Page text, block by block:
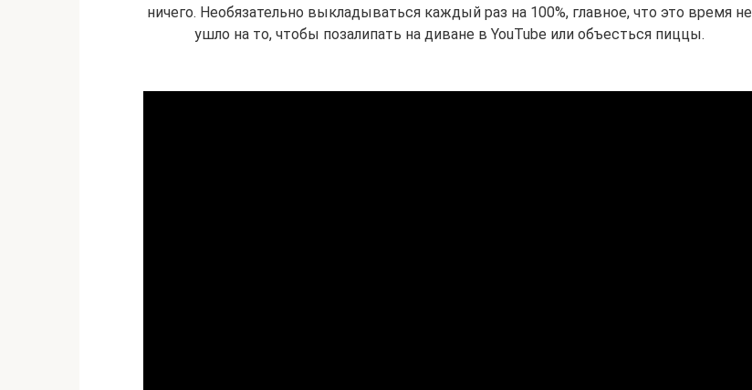
ничего. Необязательно выкладываться каждый раз на 100%, главное, что это время не
ушло на то, чтобы позалипать на диване в YouTube или объесться пиццы.